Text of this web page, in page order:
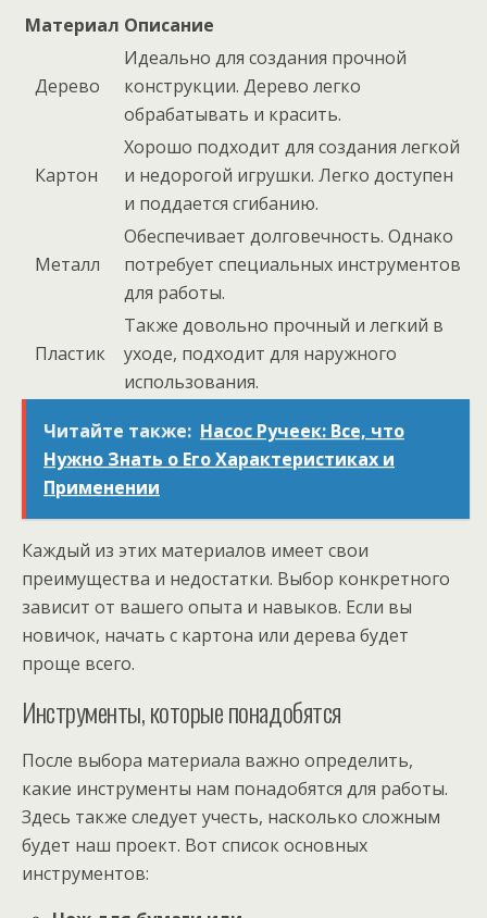
Материал Описание
Дерево
Идеально для создания прочной
конструкции. Дерево легко
обрабатывать и красить.
Картон
Хорошо подходит для создания легкой
и недорогой игрушки. Легко доступен
и поддается сгибанию.
Металл
Обеспечивает долговечность. Однако
потребует специальных инструментов
для работы.
Пластик
Также довольно прочный и легкий в
уходе, подходит для наружного
использования.
Читайте также: Насос Ручеек: Все, что
Нужно Знать о Его Характеристиках и
Применении
Каждый из этих материалов имеет свои
преимущества и недостатки. Выбор конкретного
зависит от вашего опыта и навыков. Если вы
новичок, начать с картона или дерева будет
проще всего.
Инструменты, которые понадобятся
После выбора материала важно определить,
какие инструменты нам понадобятся для работы.
Здесь также следует учесть, насколько сложным
будет наш проект. Вот список основных
инструментов: